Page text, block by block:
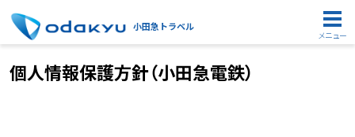
小田急トラベル
メニュー
個人情報保護方針（小田急電鉄）